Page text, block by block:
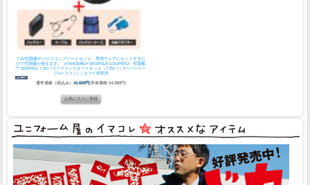
7.2V空調服デバイスコンプリートセット。専用ウェアにセットするだ
けで空調服が使えます。（FANCB4BJ+SKSP01J+LISUPERJ）空調服
™ SKSP01J 7.2Vパワーファンスタートキット（7.2Vバッテリー+ケー
ブル+ファン）│セフト研究所
通常価格（税込み） 15,620円(本体価格:14,200円)